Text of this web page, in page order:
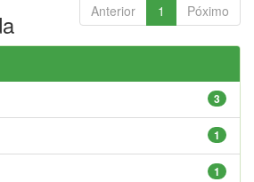
Anterior 1 Póximo
3
1
1